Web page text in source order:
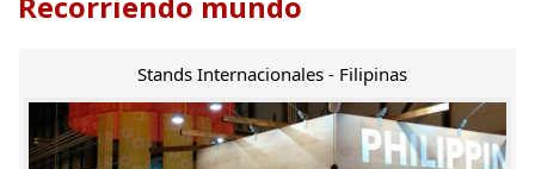
Stands Internacionales - Filipinas